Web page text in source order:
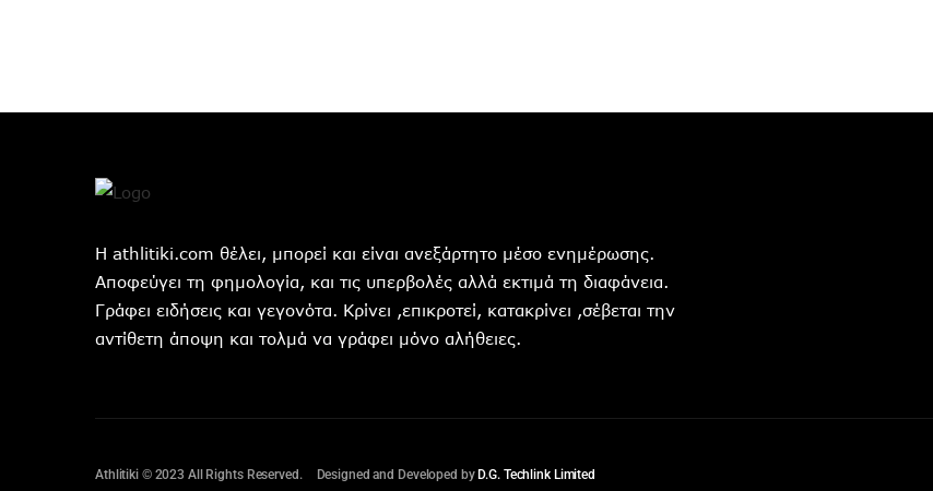
Η athlitiki.com θέλει, μπορεί και είναι ανεξάρτητο μέσο ενημέρωσης.
Αποφεύγει τη φημολογία, και τις υπερβολές αλλά εκτιμά τη διαφάνεια.
Γράφει ειδήσεις και γεγονότα. Κρίνει ,επικροτεί, κατακρίνει ,σέβεται την
αντίθετη άποψη και τολμά να γράφει μόνο αλήθειες.
Athlitiki © 2023 All Rights Reserved. Designed and Developed by D.G. Techlink Limited